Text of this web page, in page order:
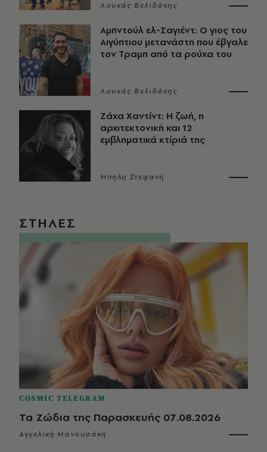
Λουκάς Βελιδάκης
Αμπντούλ ελ-Σαγιέντ: Ο γιος του
Αιγύπτιου μετανάστη που έβγαλε
τον Τραμπ από τα ρούχα του
Λουκάς Βελιδάκης
Ζάχα Χαντίντ: Η ζωή, η
αρχιτεκτονική και 12
εμβληματικά κτίριά της
Μπήλη Στεφανή
ΣΤΗΛΕΣ
COSMIC TELEGRAM
Τα Ζώδια της Παρασκευής 07.08.2026
Αγγελική Μανουσάκη